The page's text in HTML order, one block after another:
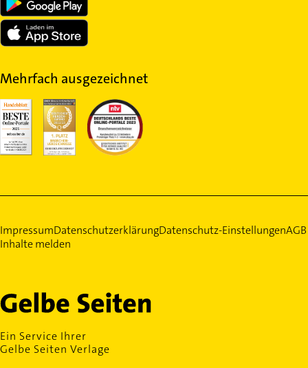
Mehrfach ausgezeichnet
ImpressumDatenschutzerklärungDatenschutz-EinstellungenAGB
Inhalte melden
Ein Service Ihrer
Gelbe Seiten Verlage